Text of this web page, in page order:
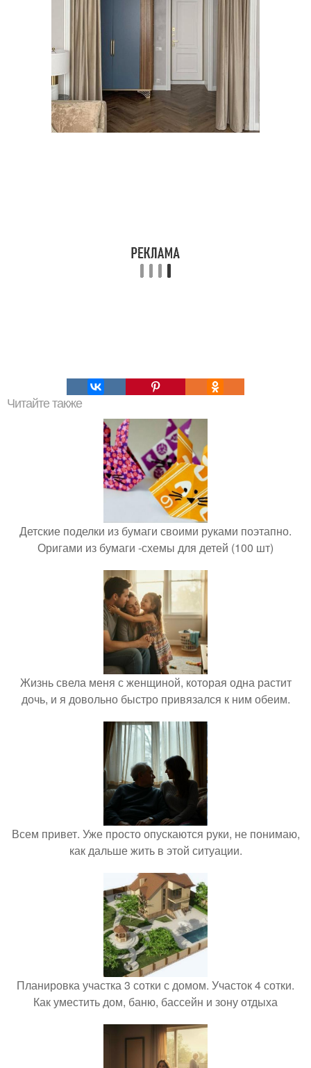
Читайте также
Детские поделки из бумаги своими руками поэтапно.
Оригами из бумаги -схемы для детей (100 шт)
Жизнь свела меня с женщиной, которая одна растит
дочь, и я довольно быстро привязался к ним обеим.
Всем привет. Уже просто опускаются руки, не понимаю,
как дальше жить в этой ситуации.
Планировка участка 3 сотки с домом. Участок 4 сотки.
Как уместить дом, баню, бассейн и зону отдыха